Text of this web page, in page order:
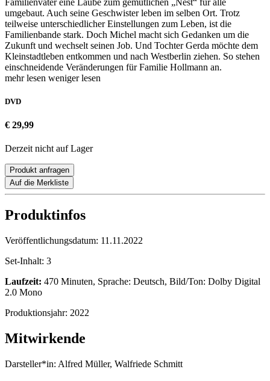
umgebaut. Auch seine Geschwister leben im selben Ort. Trotz
teilweise unterschiedlicher Einstellungen zum Leben, ist die
Familienbande stark. Doch Michel macht sich Gedanken um die
Zukunft und wechselt seinen Job. Und Tochter Gerda möchte dem
Kleinstadtleben entkommen und nach Westberlin ziehen. So stehen
einschneidende Veränderungen für Familie Hollmann an.
mehr lesen weniger lesen
DVD
€ 29,99
Derzeit nicht auf Lager
Produkt anfragen
Auf die Merkliste
Produktinfos
Veröffentlichungsdatum: 11.11.2022
Set-Inhalt: 3
Laufzeit: 470 Minuten, Sprache: Deutsch, Bild/Ton: Dolby Digital
2.0 Mono
Produktionsjahr: 2022
Mitwirkende
Darsteller*in: Alfred Müller, Walfriede Schmitt